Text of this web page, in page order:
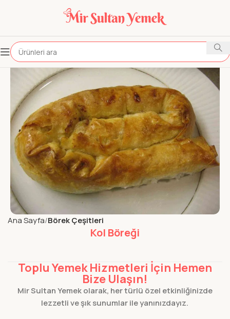
Ana Sayfa Börek Çeşitleri
Kol Böreği
Toplu Yemek Hizmetleri İçin Hemen
Bize Ulaşın!
Mir Sultan Yemek olarak, her türlü özel etkinliğinizde
lezzetli ve şık sunumlar ile yanınızdayız.